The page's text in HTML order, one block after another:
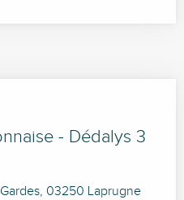
- Dédalys 3
03250 Laprugne